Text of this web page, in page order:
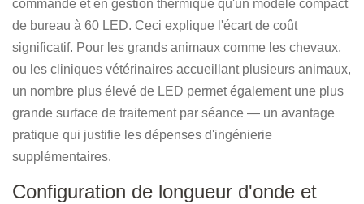
commande et en gestion thermique qu'un modèle compact
de bureau à 60 LED. Ceci explique l'écart de coût
significatif. Pour les grands animaux comme les chevaux,
ou les cliniques vétérinaires accueillant plusieurs animaux,
un nombre plus élevé de LED permet également une plus
grande surface de traitement par séance — un avantage
pratique qui justifie les dépenses d'ingénierie
supplémentaires.
Configuration de longueur d'onde et